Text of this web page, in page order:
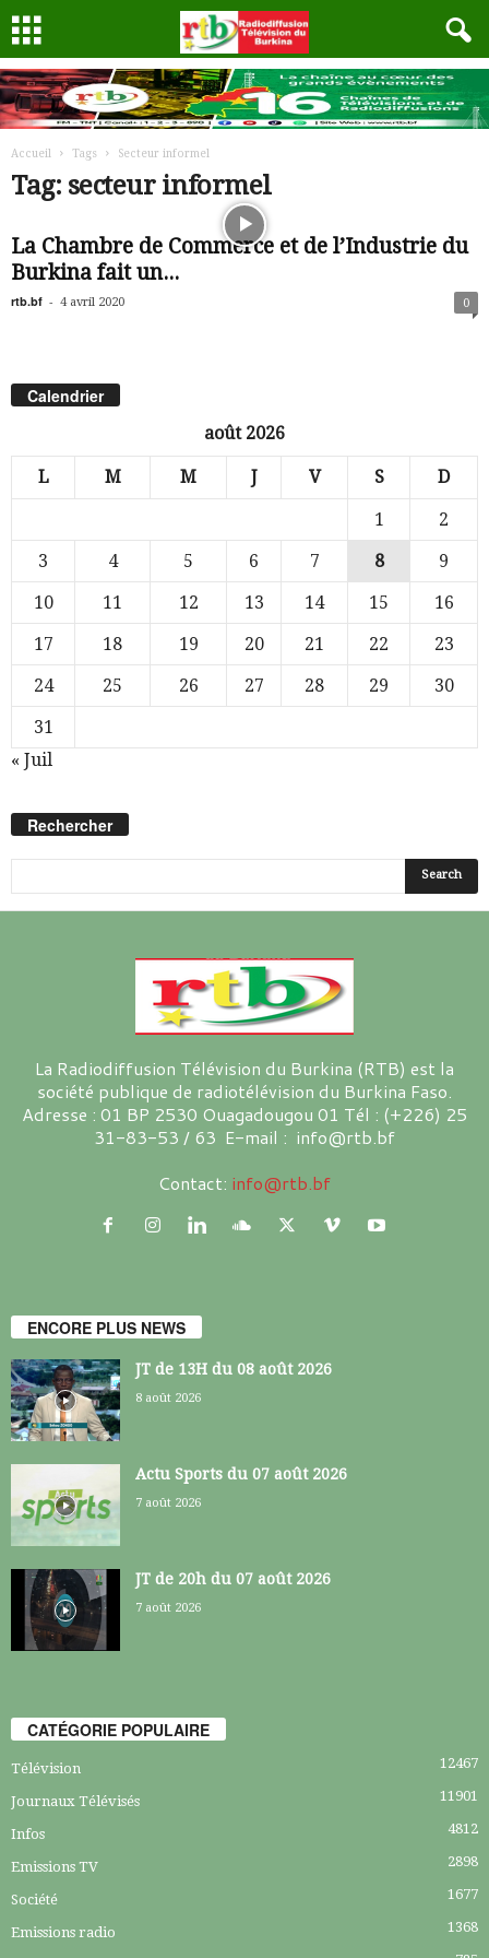
Accueil Tags Secteur informel
Tag: secteur informel
La Chambre de Commerce et de l’Industrie du
Burkina fait un...
rtb.bf - 4 avril 2020 0
Calendrier
août 2026
L M M J V S D
1
2
3
4 5 6 7 8
9
10
11 12 13 14 15
16
17
18 19 20 21 22
23
24
25 26 27 28 29
30
31
« Juil
Rechercher
La Radiodiffusion Télévision du Burkina (RTB) est la
société publique de radiotélévision du Burkina Faso.
Adresse : 01 BP 2530 Ouagadougou 01 Tél : (+226) 25
31-83-53 / 63 E-mail : info@rtb.bf
Contact: info@rtb.bf
ENCORE PLUS NEWS
JT de 13H du 08 août 2026
8 août 2026
Actu Sports du 07 août 2026
7 août 2026
JT de 20h du 07 août 2026
7 août 2026
CATÉGORIE POPULAIRE
Télévision 12467
Journaux Télévisés 11901
Infos 4812
Emissions TV 2898
Société 1677
Emissions radio 1368